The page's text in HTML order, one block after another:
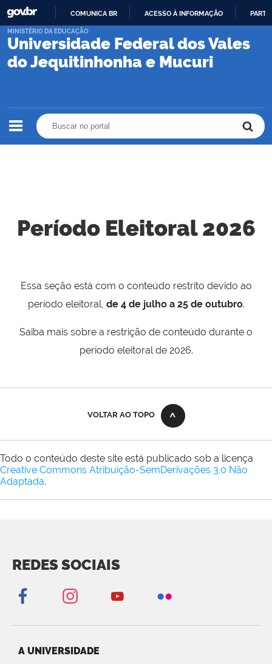
PARA
CONTEÚDO
COMUNICA BR ACESSO À INFORMAÇÃO
Universidade Federal dos Vales
do Jequitinhonha e Mucuri
MINISTÉRIO DA EDUCAÇÃO
Período Eleitoral 2026
Essa seção está com o conteúdo restrito devido ao
período eleitoral, de 4 de julho a 25 de outubro.
Saiba mais sobre a restrição de conteúdo durante o
período eleitoral de 2026.
VOLTAR AO TOPO
Todo o conteúdo deste site está publicado sob a licença
Creative Commons Atribuição-SemDerivações 3.0 Não
Adaptada.
REDES SOCIAIS
A UNIVERSIDADE